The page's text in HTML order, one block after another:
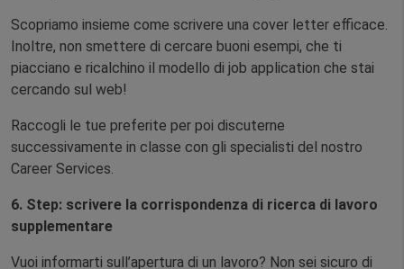
Scopriamo insieme come scrivere una cover letter efficace.
Inoltre, non smettere di cercare buoni esempi, che ti
piacciano e ricalchino il modello di job application che stai
cercando sul web!
Raccogli le tue preferite per poi discuterne
successivamente in classe con gli specialisti del nostro
Career Services.
6. Step: scrivere la corrispondenza di ricerca di lavoro
supplementare
Vuoi informarti sull’apertura di un lavoro? Non sei sicuro di